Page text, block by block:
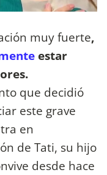
muy fuerte,
estar
que decidió
este grave
en
de Tati, su hijo
desde hace